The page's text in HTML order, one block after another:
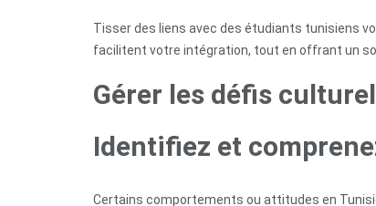
Tisser des liens avec des étudiants tunisiens
facilitent votre intégration, tout en offrant un
Gérer les défis
Identifiez et
Certains comportements ou attitudes en